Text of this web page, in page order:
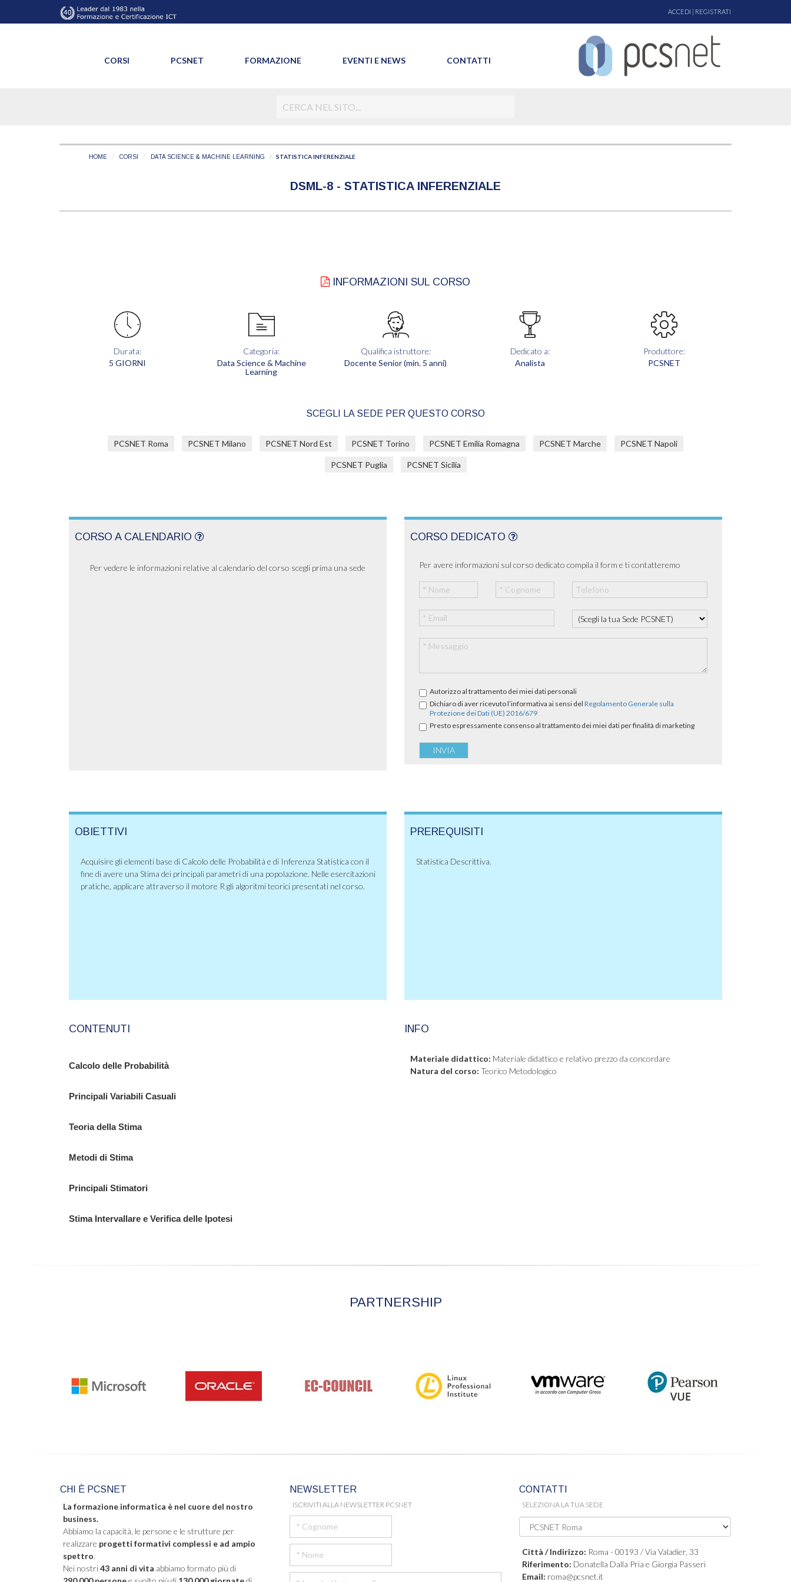
ACCEDI | REGISTRATI
CORSI PCSNET FORMAZIONE EVENTI E NEWS CONTATTI
HOME CORSI DATA SCIENCE & MACHINE LEARNING STATISTICA INFERENZIALE
DSML-8 - STATISTICA INFERENZIALE
INFORMAZIONI SUL CORSO
Durata:
5 GIORNI
Categoria:
Data Science & Machine
Learning
Qualifica istruttore:
Docente Senior (min. 5 anni)
Dedicato a:
Analista
Produttore:
PCSNET
SCEGLI LA SEDE PER QUESTO CORSO
PCSNET Roma PCSNET Milano PCSNET Nord Est PCSNET Torino PCSNET Emilia Romagna PCSNET Marche PCSNET Napoli
PCSNET Puglia PCSNET Sicilia
CORSO A CALENDARIO
Per vedere le informazioni relative al calendario del corso scegli prima una sede
CORSO DEDICATO
Per avere informazioni sul corso dedicato compila il form e ti contatteremo
Autorizzo al trattamento dei miei dati personali
Dichiaro di aver ricevuto l’informativa ai sensi del Regolamento Generale sulla
Protezione dei Dati (UE) 2016/679
Presto espressamente consenso al trattamento dei miei dati per finalità di marketing
OBIETTIVI
Acquisire gli elementi base di Calcolo delle Probabilità e di Inferenza Statistica con il
fine di avere una Stima dei principali parametri di una popolazione. Nelle esercitazioni
pratiche, applicare attraverso il motore R gli algoritmi teorici presentati nel corso.
PREREQUISITI
Statistica Descrittiva.
CONTENUTI
Calcolo delle Probabilità
Principali Variabili Casuali
Teoria della Stima
Metodi di Stima
Principali Stimatori
Stima Intervallare e Verifica delle Ipotesi
INFO
Materiale didattico: Materiale didattico e relativo prezzo da concordare
Natura del corso: Teorico Metodologico
PARTNERSHIP
CHI È PCSNET
La formazione informatica è nel cuore del nostro
business.
Abbiamo la capacità, le persone e le strutture per
realizzare progetti formativi complessi e ad ampio
spettro.
Nei nostri43 anni di vita abbiamo formato più di
NEWSLETTER
ISCRIVITI ALLA NEWSLETTER PCSNET
CONTATTI
SELEZIONA LA TUA SEDE
Città / Indirizzo: Roma - 00193 / Via Valadier, 33
Riferimento: Donatella Dalla Pria e Giorgia Passeri
Email: roma@pcsnet.it